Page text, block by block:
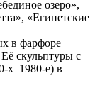
озеро»,
«Египетские
в фарфоре
скульптуры с
х–1980-е) в